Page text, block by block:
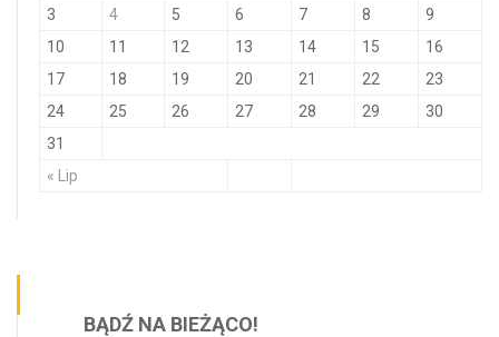
« Lip
3
4 5 6 7 8
9
10
11 12 13 14 15
16
17
18 19 20 21 22
23
24
25 26 27 28 29
30
31
BĄDŹ NA BIEŻĄCO!